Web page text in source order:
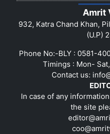
Amrit
932, Katra Chand Khan,
(U.P)
Phone No:-BLY : 0581-
Timings : Mon-
Contact us:
In case of any
the site